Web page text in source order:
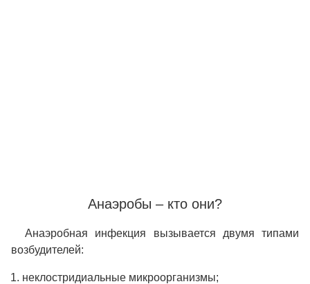
Анаэробы – кто они?
Анаэробная инфекция вызывается двумя типами
возбудителей:
неклостридиальные микроорганизмы;